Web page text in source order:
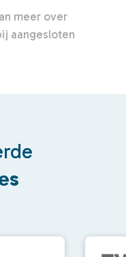
meer over
aangesloten